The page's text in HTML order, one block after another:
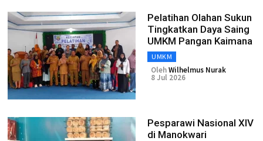
Pelatihan Olahan Sukun
Tingkatkan Daya Saing
UMKM Pangan Kaimana
UMKM
OlehWilhelmus Nurak
8 Jul 2026
Pesparawi Nasional XIV
di Manokwari